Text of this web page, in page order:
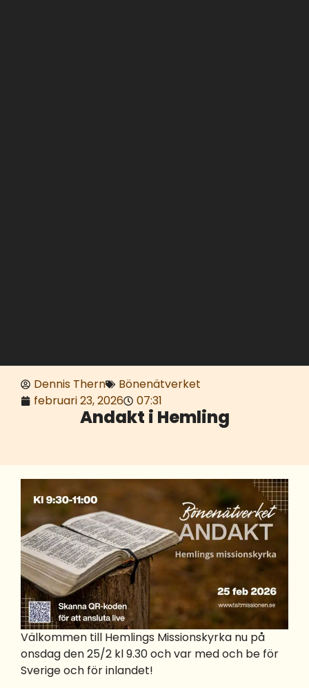
Dennis Thern
Bönenätverket
februari 23, 2026
07:31
Andakt i Hemling
Välkommen till Hemlings Missionskyrka nu på
onsdag den 25/2 kl 9.30 och var med och be för
Sverige och för inlandet!